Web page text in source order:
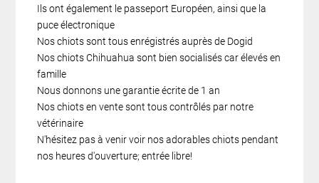
Ils ont également le passeport Européen, ainsi que la
puce électronique
Nos chiots sont tous enrégistrés auprès de Dogid
Nos chiots Chihuahua sont bien socialisés car élevés en
famille
Nous donnons une garantie écrite de 1 an
Nos chiots en vente sont tous contrôlés par notre
vétérinaire
N'hésitez pas à venir voir nos adorables chiots pendant
nos heures d'ouverture; entrée libre!